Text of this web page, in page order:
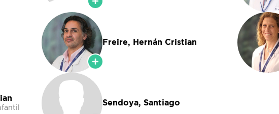
Freire, Hernán Cristian
Sendoya, Santiago